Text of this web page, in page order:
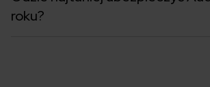
roku?